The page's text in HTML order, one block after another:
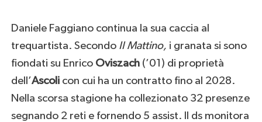
Daniele Faggiano continua la sua caccia al
trequartista. Secondo Il Mattino, i granata si sono
fiondati su Enrico Oviszach(’01) di proprietà
dell’Ascolicon cui ha un contratto fino al 2028.
Nella scorsa stagione ha collezionato 32 presenze
segnando 2 reti e fornendo 5 assist. Il ds monitora